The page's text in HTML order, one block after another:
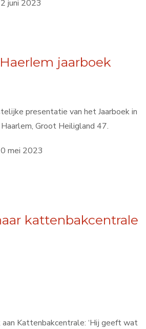
juni 2023
jaarboek
presentatie van het Jaarboek in
Groot Heiligland 47.
mei 2023
kattenbakcentrale
Kattenbakcentrale: ‘Hij geeft wat